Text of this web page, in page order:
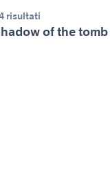
risultati
of the